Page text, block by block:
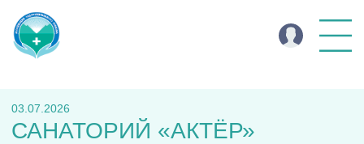
03.07.2026
САНАТОРИЙ «АКТЁР»